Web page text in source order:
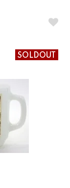
SOLDOUT